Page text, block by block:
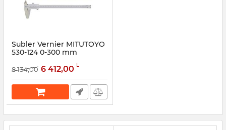
Subler Vernier MITUTOYO
530-124 0-300 mm
8 134,00 6 412,00 L